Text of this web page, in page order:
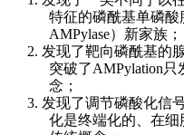
特征的磷酰基单磷酸
AMPylase） 新家族；
2. 发现了靶向磷酰基的
突破了AMPylation只
念；
3. 发现了调节磷酸化信
化是终端化的、在